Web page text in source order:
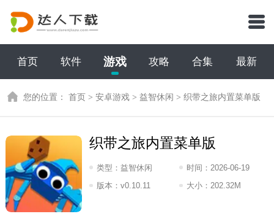
首页 软件 游戏 攻略 合集 最新
您的位置：首页 >安卓游戏 >益智休闲 >织带之旅内置菜单版
织带之旅内置菜单版
类型：益智休闲 时间： 2026-06-19
08:2026
版本：v0.10.11 大小： 202.32M